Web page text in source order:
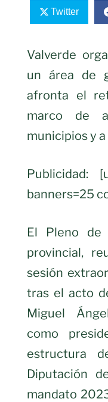
Twitter
Valverde
un área de
afronta el
marco de
municipios y
Publicidad:
banners=25
El Pleno de
provincial,
sesión
tras el acto
Miguel
como
estructura
Diputación
mandato